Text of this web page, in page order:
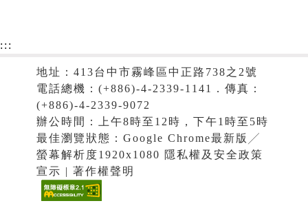
:::
地址：413台中市霧峰區中正路738之2號
電話總機：(+886)-4-2339-1141．傳真：
(+886)-4-2339-9072
辦公時間：上午8時至12時，下午1時至5時
最佳瀏覽狀態：Google Chrome最新版╱
螢幕解析度1920x1080 隱私權及安全政策
宣示 | 著作權聲明